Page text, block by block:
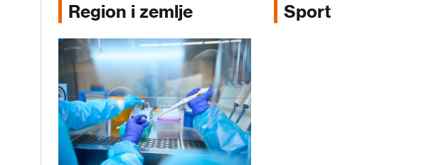
Region i zemlje Sport